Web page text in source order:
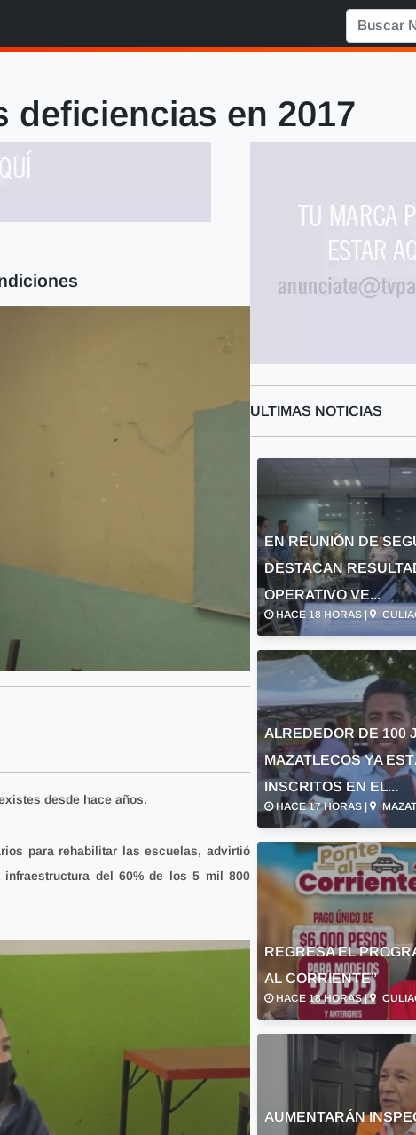
deficiencias en 2017
desde hace años.
para rehabilitar las escuelas, advirtió
del 60% de los 5 mil 800
ULTIMAS NOTICIAS
EN REUNIÓN DE
DESTACAN
OPERATIVO VE...
HACE 18 HORAS |
ALREDEDOR DE 100
MAZATLECOS YA
INSCRITOS EN EL...
HACE 17 HORAS |
REGRESA EL
AL CORRIENTE”
HACE 18 HORAS |
AUMENTARÁN